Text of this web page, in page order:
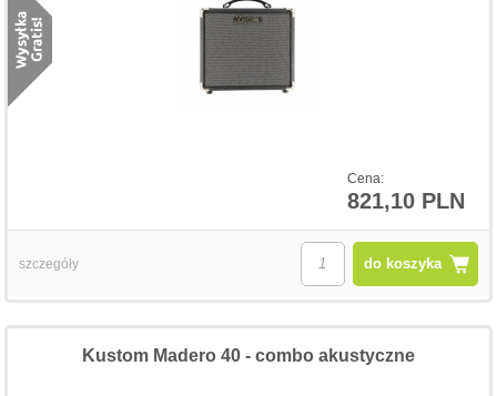
Cena:
821,10 PLN
do koszyka
szczegóły
Kustom Madero 40 - combo akustyczne